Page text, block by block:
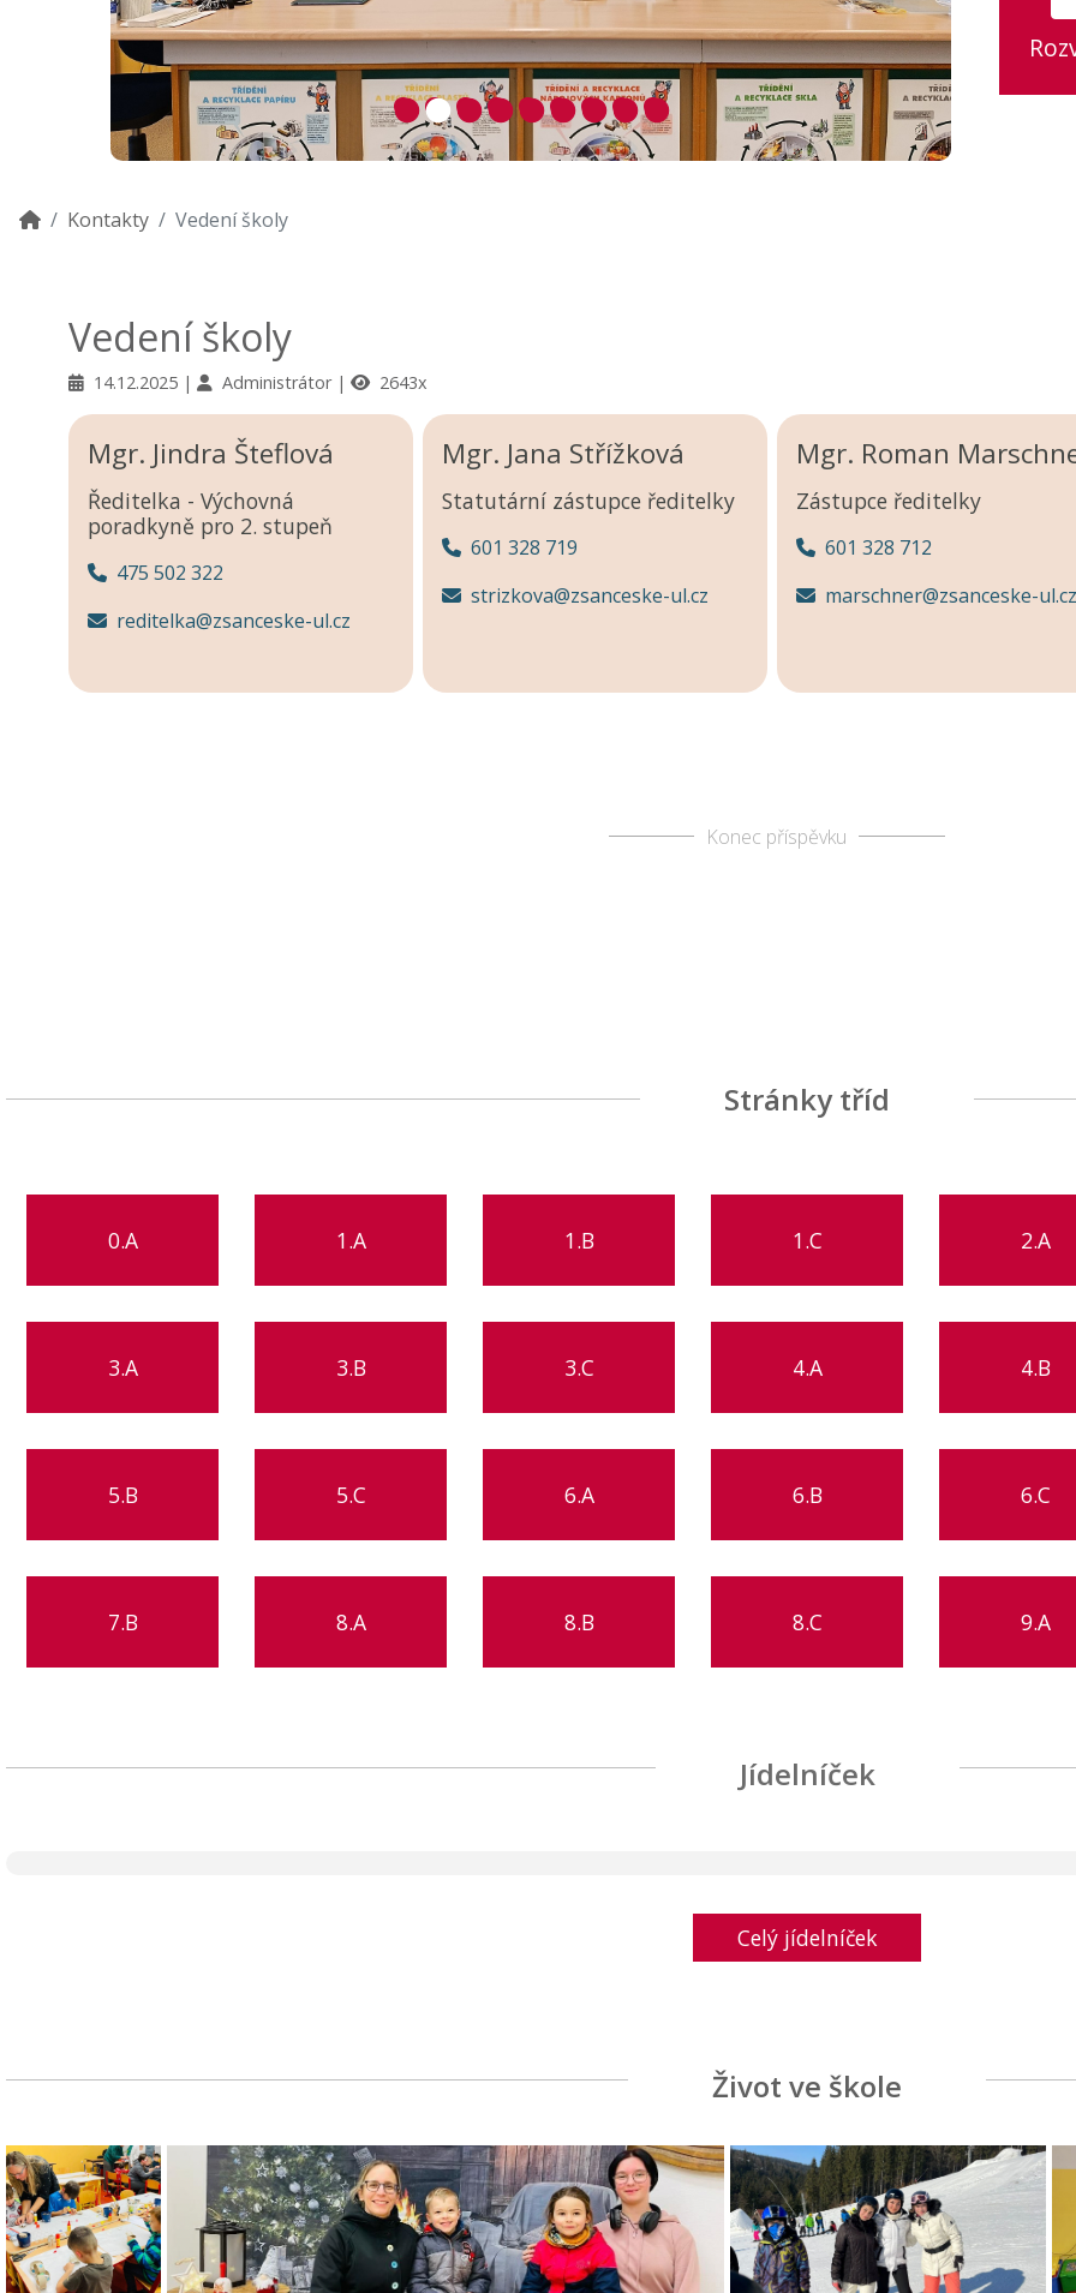
Kontakty Vedení školy
Vedení školy
14.12.2025 Administrátor 2643x
Mgr. Jindra Šteflová
Ředitelka - Výchovná
poradkyně pro 2. stupeň
475 502 322
reditelka@zsanceske-ul.cz
Mgr. Jana Střížková
Statutární zástupce ředitelky
601 328 719
strizkova@zsanceske-ul.cz
Mgr. Roman
Zástupce ředitelky
601 328 712
marschner@zsanceske-ul.cz
Konec příspěvku
Stránky tříd
0.A 1.A 1.B 1.C 2.A
3.A 3.B 3.C 4.A 4.B
5.B 5.C 6.A 6.B 6.C
7.B 8.A 8.B 8.C 9.A
Jídelníček
Celý jídelníček
Život ve škole